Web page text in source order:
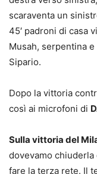
scaraventa un
45′ padroni di casa
Musah, serpentina
Sipario.
Dopo la vittoria
così ai microfoni di
Sulla vittoria del
dovevamo chiuderla
fare la terza rete. Il